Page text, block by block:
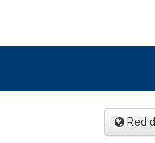
Red